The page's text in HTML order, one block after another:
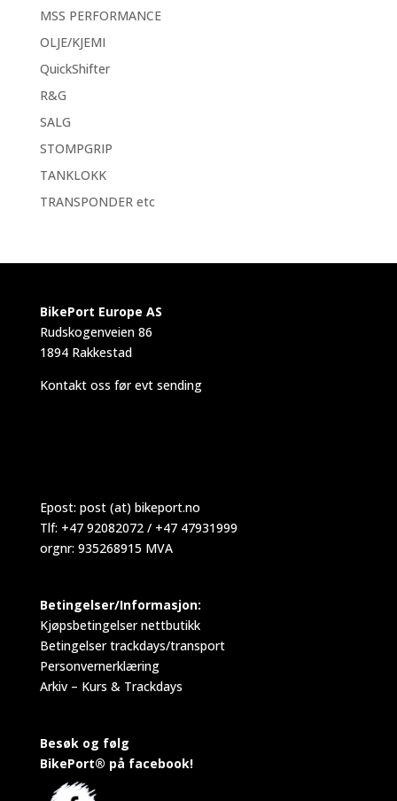
MSS PERFORMANCE
OLJE/KJEMI
QuickShifter
R&G
SALG
STOMPGRIP
TANKLOKK
TRANSPONDER etc
BikePort Europe AS
Rudskogenveien 86
1894 Rakkestad
Kontakt oss før evt sending
Epost: post (at) bikeport.no
Tlf: +47 92082072 / +47 47931999
orgnr: 935268915 MVA
Betingelser/Informasjon:
Kjøpsbetingelser nettbutikk
Betingelser trackdays/transport
Personvernerklæring
Arkiv – Kurs & Trackdays
Besøk og følg
BikePort® på facebook!